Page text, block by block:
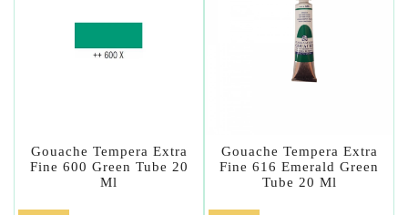
Gouache Tempera Extra
Fine 600 Green Tube 20
Ml
Gouache Tempera Extra
Fine 616 Emerald Green
Tube 20 Ml